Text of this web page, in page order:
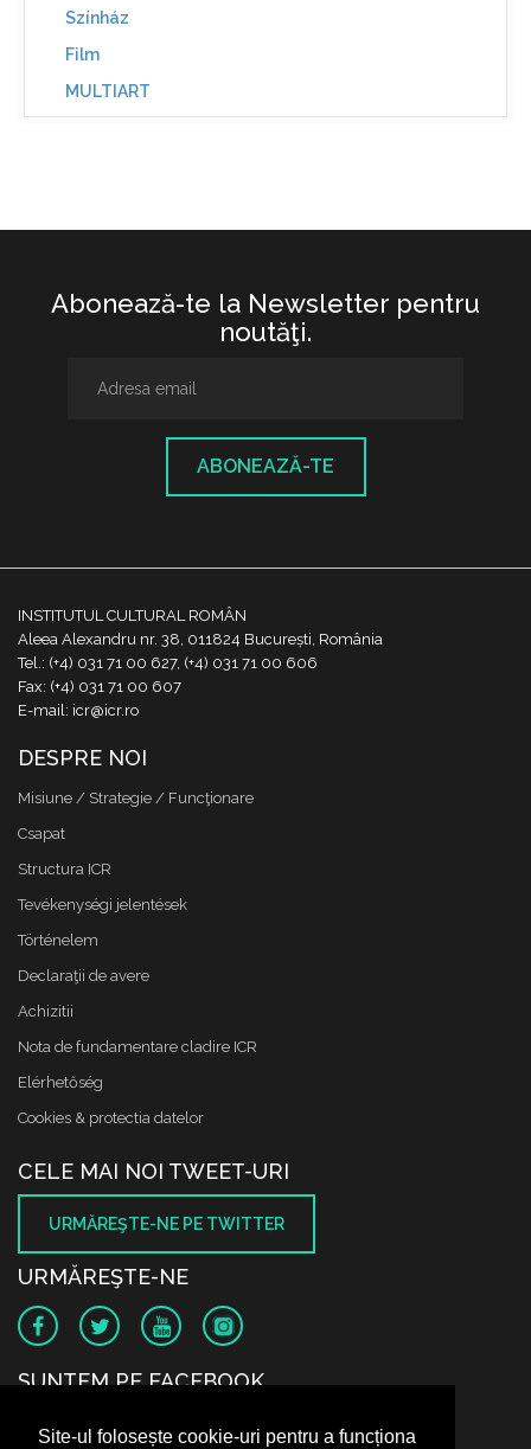
Site-ul folosește cookie-uri pentru a funcționa
Színház
Film
MULTIART
Abonează-te la Newsletter pentru
noutăţi.
ABONEAZĂ-TE
INSTITUTUL CULTURAL ROMÂN
Aleea Alexandru nr. 38, 011824 București, România
Tel.: (+4) 031 71 00 627, (+4) 031 71 00 606
Fax: (+4) 031 71 00 607
E-mail: icr@icr.ro
DESPRE NOI
Misiune / Strategie / Funcţionare
Csapat
Structura ICR
Tevékenységi jelentések
Történelem
Declaraţii de avere
Achizitii
Nota de fundamentare cladire ICR
Elérhetőség
Cookies & protectia datelor
CELE MAI NOI TWEET-URI
URMĂREŞTE-NE PE TWITTER
URMĂREŞTE-NE
SUNTEM PE FACEBOOK